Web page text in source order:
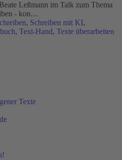
Leßmann im Talk zum Thema
- kon…
, Schreiben mit KI,
, Text-Hand, Texte überarbeiten
Texte